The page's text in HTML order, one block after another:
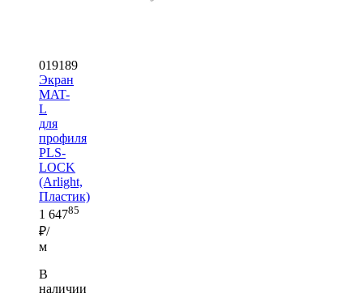
019189
Экран
MAT-
L
для
профиля
PLS-
LOCK
(Arlight,
Пластик)
1 64785
₽/
м
В
наличии